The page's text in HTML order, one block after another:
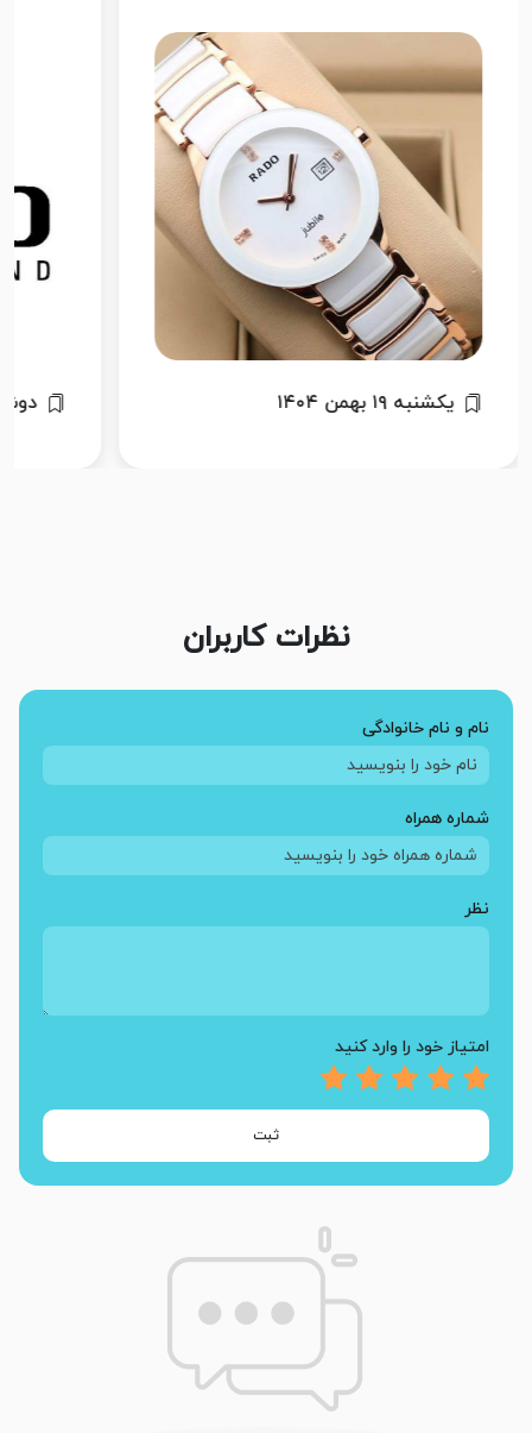
دوشنبه ۱ اردیبهشت ۱۴۰۴ سه شنبه
نظرات کاربران
نام و نام خانوادگی
شماره همراه
نظر
امتیاز خود را وارد کنید
ثبت